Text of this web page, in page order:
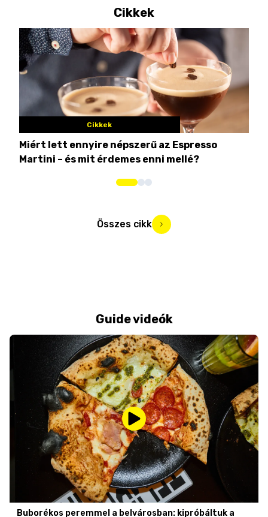
Cikkek
Cikkek
Miért lett ennyire népszerű az Espresso
Martini – és mit érdemes enni mellé?
Összes cikk
Guide videók
Buborékos peremmel a belvárosban: kipróbáltuk a